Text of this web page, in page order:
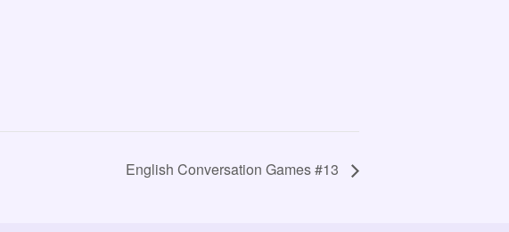
English Conversation Games #13